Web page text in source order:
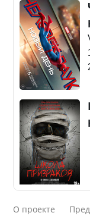
Будут ли
интересы
Курултае?
Ең төменгі
алимент,
партия
нені талқылап
Минимальная
чем говорят с
О проекте